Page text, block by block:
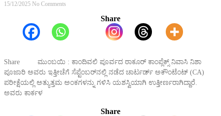
15/12/2025 No Comments
Share
Share ಮುಂಬಯಿ : ಕಾಂದಿವಲಿ ಪೂರ್ವದ ಠಾಕೂರ್ ಕಾಂಪ್ಲೆಕ್ಸ್ ನಿವಾಸಿ ನಿಶಾ
ಪೂಜಾರಿ ಅವರು ಇತ್ತೀಚೆಗೆ ಸೆಪ್ಟೆಂಬರ್‌ನಲ್ಲಿ ನಡೆದ ಚಾರ್ಟರ್ಡ್ ಅಕೌಂಟೆಂಟ್ (CA)
ಪರೀಕ್ಷೆಯಲ್ಲಿ ಅತ್ಯುತ್ತಮ ಅಂಕಗಳನ್ನು ಗಳಿಸಿ ಯಶಸ್ವಿಯಾಗಿ ಉತ್ತೀರ್ಣರಾಗಿದ್ದಾರೆ.
ಅವರು ಕಾರ್ಕಳ
Share